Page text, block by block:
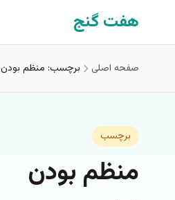
رفتن به محتوای اصلی
هفت گنج
صفحه اصلی برچسب: منظم بودن
برچسب
منظم بودن